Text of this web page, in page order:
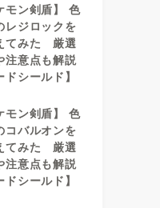
モン剣盾】 色
レジロックを
てみた 厳選
注意点も解説
ドシールド】
モン剣盾】 色
コバルオンを
てみた 厳選
注意点も解説
ドシールド】